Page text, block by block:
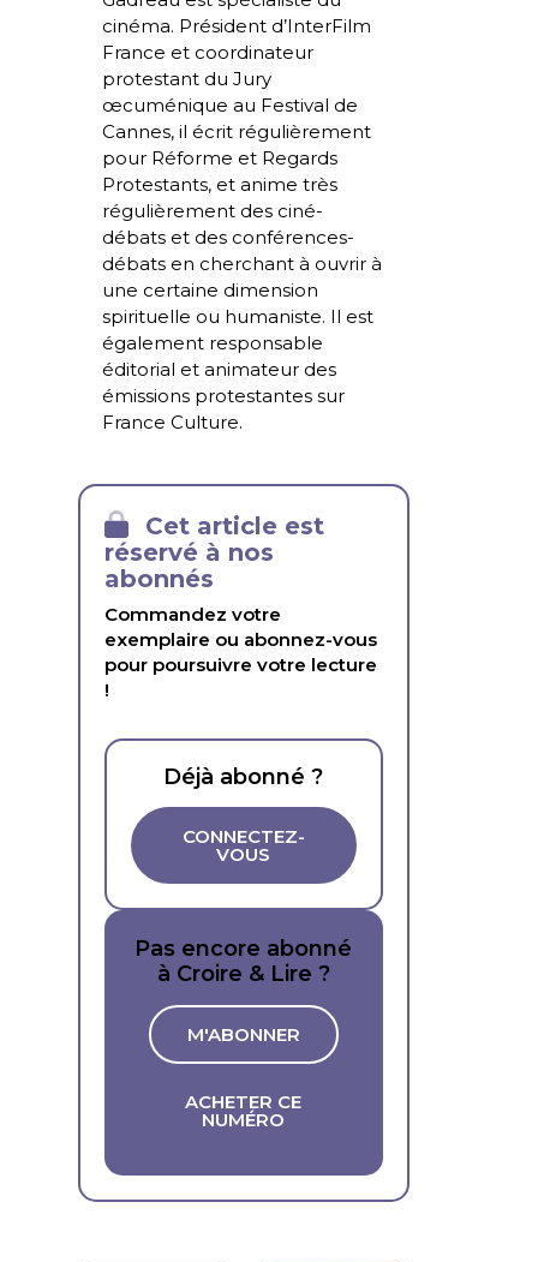
cinéma. Président d’InterFilm
France et coordinateur
protestant du Jury
œcuménique au Festival de
Cannes, il écrit régulièrement
pour Réforme et Regards
Protestants, et anime très
régulièrement des ciné-
débats et des conférences-
débats en cherchant à ouvrir à
une certaine dimension
spirituelle ou humaniste. Il est
également responsable
éditorial et animateur des
émissions protestantes sur
France Culture.
Cet article est
réservé à nos
abonnés
Commandez votre
exemplaire ou abonnez-vous
pour poursuivre votre lecture
!
Déjà abonné ?
CONNECTEZ-
VOUS
Pas encore abonné
à Croire & Lire ?
M'ABONNER
ACHETER CE
NUMÉRO